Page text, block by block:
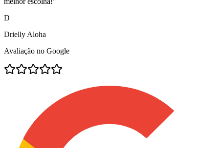
D
Drielly Aloha
Avaliação no Google